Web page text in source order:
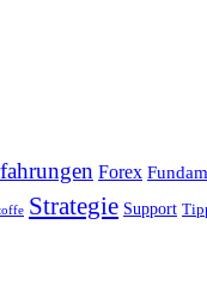
Forex
Strategie Support